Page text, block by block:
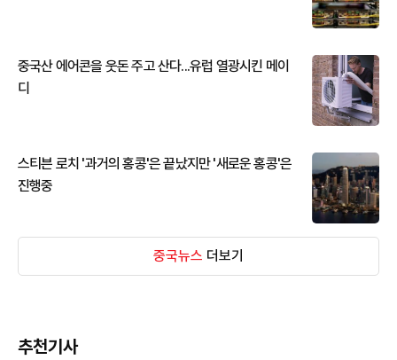
중국산 에어콘을 웃돈 주고 산다...유럽 열광시킨 메이
디
스티븐 로치 '과거의 홍콩'은 끝났지만 '새로운 홍콩'은
진행중
중국뉴스 더보기
추천기사